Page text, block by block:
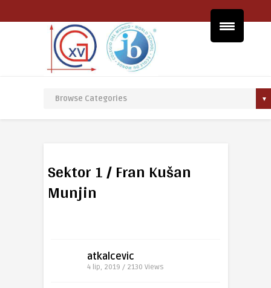
Sektor 1 / Fran Kušan
Munjin
atkalcevic
4 lip, 2019 / 2130 Views